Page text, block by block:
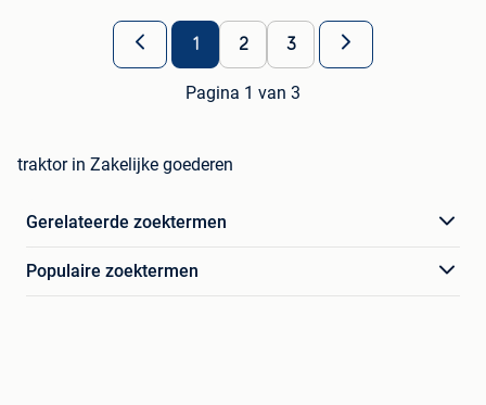
1 2 3
Pagina 1 van 3
traktor in Zakelijke goederen
Gerelateerde zoektermen
Populaire zoektermen